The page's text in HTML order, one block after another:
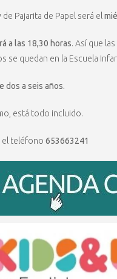
Pajarita de Papel será el
a las 18,30 horas. Así que
se quedan en la Escuela
dos a seis años.
está todo incluido.
el teléfono 653663241